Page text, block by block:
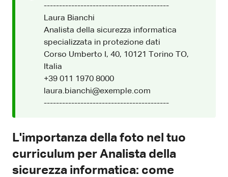
-----------------------------------------
Laura Bianchi
Analista della sicurezza informatica
specializzata in protezione dati
Corso Umberto I, 40, 10121 Torino TO,
Italia
+39 011 1970 8000
laura.bianchi@exemple.com
-----------------------------------------
L'importanza della foto nel tuo
curriculum per Analista della
sicurezza informatica: come